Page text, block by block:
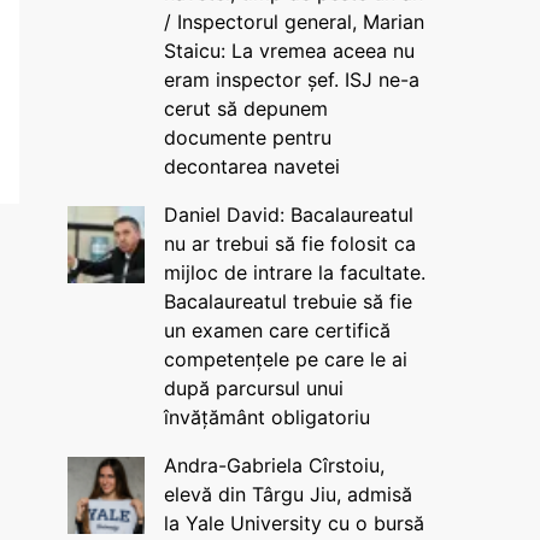
/ Inspectorul general, Marian
Staicu: La vremea aceea nu
eram inspector șef. ISJ ne-a
cerut să depunem
documente pentru
decontarea navetei
Daniel David: Bacalaureatul
nu ar trebui să fie folosit ca
mijloc de intrare la facultate.
Bacalaureatul trebuie să fie
un examen care certifică
competențele pe care le ai
după parcursul unui
învățământ obligatoriu
Andra-Gabriela Cîrstoiu,
elevă din Târgu Jiu, admisă
la Yale University cu o bursă